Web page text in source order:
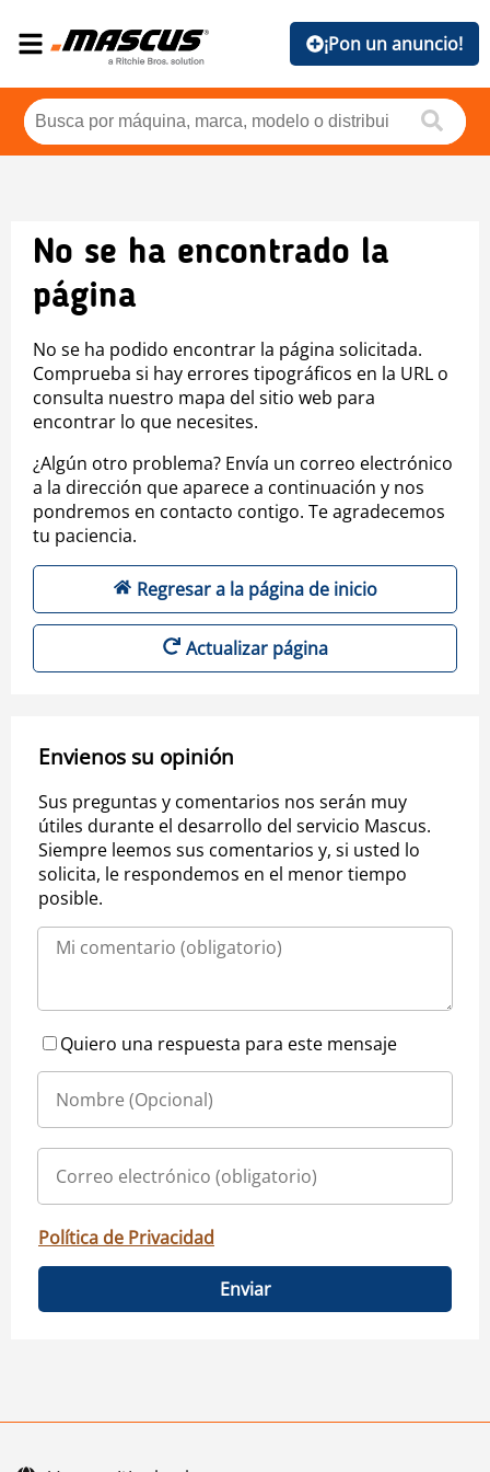
¡Pon un anuncio!
No se ha encontrado la
página
No se ha podido encontrar la página solicitada.
Comprueba si hay errores tipográficos en la URL o
consulta nuestro mapa del sitio web para
encontrar lo que necesites.
¿Algún otro problema? Envía un correo electrónico
a la dirección que aparece a continuación y nos
pondremos en contacto contigo. Te agradecemos
tu paciencia.
Regresar a la página de inicio
Actualizar página
Envienos su opinión
Sus preguntas y comentarios nos serán muy
útiles durante el desarrollo del servicio Mascus.
Siempre leemos sus comentarios y, si usted lo
solicita, le respondemos en el menor tiempo
posible.
Quiero una respuesta para este mensaje
Política de Privacidad
Enviar